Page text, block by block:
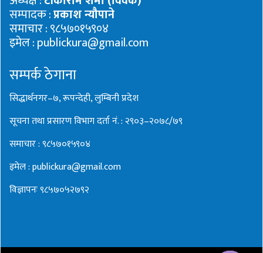
सम्पादक :प्रकाश न्यौपाने
समाचार : ९८५७०१५९०४
इमेल : publickura@gmail.com
सम्पर्क ठेगाना
सिद्धार्थनगर–७, रूपन्देही, लुम्बिनी प्रदेश
सूचना तथा प्रसारण विभाग दर्ता नं. : २९०३–२०७८/७९
समाचार : ९८५७०१५९०४
इमेल : publickura@gmail.com
विज्ञापनः ९८५७०५२७९२